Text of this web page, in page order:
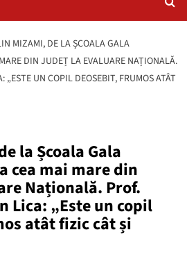
MIZAMI, DE LA ȘCOALA GALA
DIN JUDEȚ LA EVALUARE NAȚIONALĂ.
„ESTE UN COPIL DEOSEBIT, FRUMOS ATÂT
la Școala Gala
cea mai mare din
Națională. Prof.
Lica: „Este un copil
atât fizic cât și